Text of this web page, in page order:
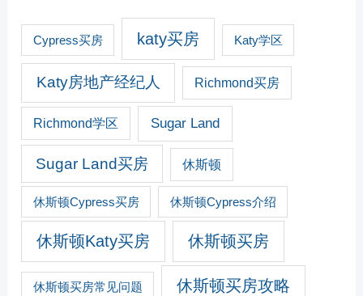
Cypress买房 katy买房 Katy学区
Katy房地产经纪人 Richmond买房
Richmond学区 Sugar Land
Sugar Land买房 休斯顿
休斯顿Cypress买房 休斯顿Cypress介绍
休斯顿Katy买房 休斯顿买房
休斯顿买房常见问题 休斯顿买房攻略